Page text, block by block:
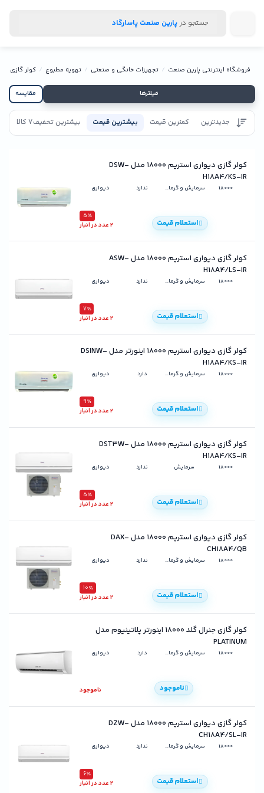
جستجو در پارین صنعت پاسارگاد
فروشگاه اینترنتی پارین صنعت تجهیزات خانگی و صنعتی تهویه مطبوع کولر گازی
فیلترها مقایسه
جدیدترین کمترین قیمت بیشترین قیمت بیشترین تخفیف7 کالا
18000 سرمایش و گرمایش ندارد دیواری
کولر گازی دیواری استریم ۱۸۰۰۰ مدل DSW-
H18A4/KS-IR
5٪
2 عدد در انبار استعلام قیمت
18000 سرمایش و گرمایش ندارد دیواری
کولر گازی دیواری استریم ۱۸۰۰۰ مدل ASW-
H18A4/LS-IR
7٪
2 عدد در انبار استعلام قیمت
18000 سرمایش و گرمایش دارد دیواری
کولر گازی دیواری استریم ۱۸۰۰۰ اینورتر مدل DSINW-
H18A4/KS-IR
9٪
2 عدد در انبار استعلام قیمت
18000 سرمایش ندارد دیواری
کولر گازی دیواری استریم ۱۸۰۰۰ مدل DST3W-
H18A4/KS-IR
5٪
2 عدد در انبار استعلام قیمت
18000 سرمایش و گرمایش ندارد دیواری
کولر گازی دیواری استریم ۱۸۰۰۰ مدل DAX-
CH18A4/QB
10٪
2 عدد در انبار استعلام قیمت
18000 سرمایش و گرمایش دارد دیواری
کولر گازی جنرال گلد ۱۸۰۰۰ اینورتر پلاتینیوم مدل
PLATINUM
ناموجود ناموجود
18000 سرمایش و گرمایش ندارد دیواری
کولر گازی دیواری استریم ۱۸۰۰۰ مدل DZW-
CH18A4/SL-IR
6٪
2 عدد در انبار استعلام قیمت